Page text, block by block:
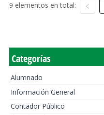
9 elementos en total:
Categorías
Alumnado
Información General
Contador Público